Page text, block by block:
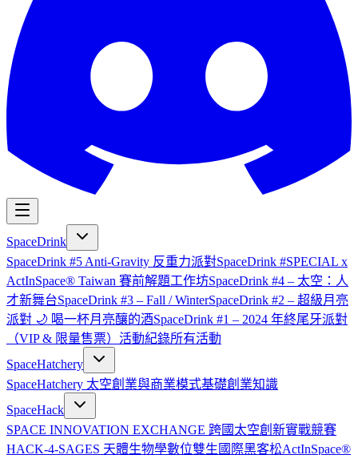
SpaceDrink
SpaceDrink #5 Anti-Gravity 反重力派對SpaceDrink #SPECIAL x
ActInSpace® Taiwan 賽前解題工作坊SpaceDrink #4 – 太空：人
才新舞台SpaceDrink #3 – Fall / WinterSpaceDrink #2 – 超級月亮
派對 🌙 喝一杯月亮釀的酒SpaceDrink #1 – 2024 年終尾牙派對
（VIP & 限量售票） 活動紀錄所有活動
SpaceHatchery
SpaceHatchery 太空創業與商業模式基礎創業知識
SpaceHack
SPACE INNOVATION EXCHANGE 跨國太空創新實戰競賽
HACK-4-SAGES 天體生物學數位雙生國際黑客松ActInSpace®